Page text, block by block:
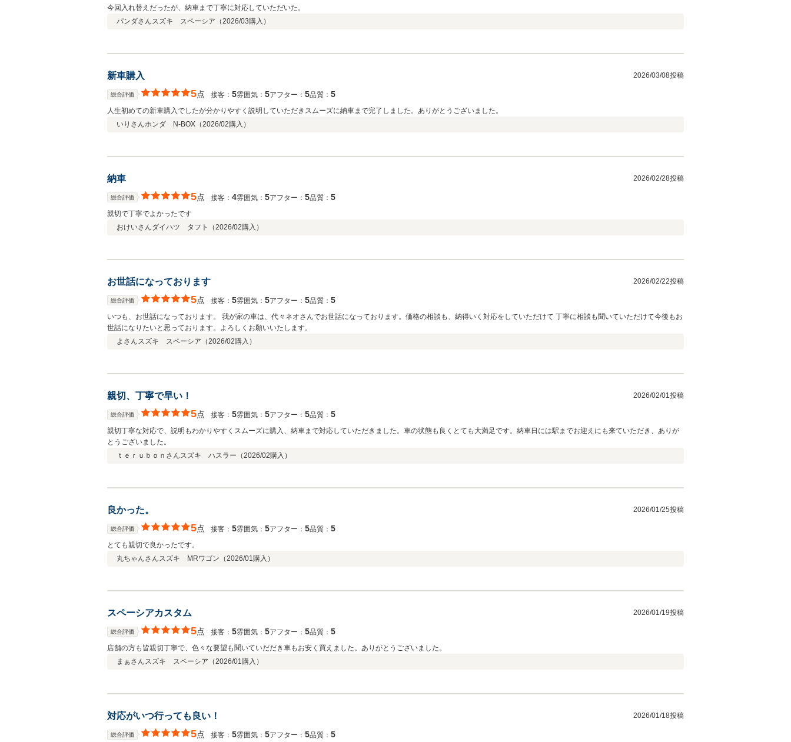
今回入れ替えだったが、納車まで丁寧に対応していただいた。
パンダさんスズキ スペーシア（2026/03購入）
新車購入 2026/03/08投稿
総合評価 5点 接客： 5雰囲気： 5アフター： 5品質： 5
人生初めての新車購入でしたが分かりやすく説明していただきスムーズに納車まで完了しました。ありがとうございました。
いりさんホンダ N-BOX（2026/02購入）
納車 2026/02/28投稿
総合評価 5点 接客： 4雰囲気： 5アフター： 5品質： 5
親切で丁寧でよかったです
おけいさんダイハツ タフト（2026/02購入）
お世話になっております 2026/02/22投稿
総合評価 5点 接客： 5雰囲気： 5アフター： 5品質： 5
いつも、お世話になっております。 我が家の車は、代々ネオさんでお世話になっております。価格の相談も、納得いく対応をしていただけて 丁寧に相談も聞いていただけて今後もお
世話になりたいと思っております。よろしくお願いいたします。
よさんスズキ スペーシア（2026/02購入）
親切、丁寧で早い！ 2026/02/01投稿
総合評価 5点 接客： 5雰囲気： 5アフター： 5品質： 5
親切丁寧な対応で、説明もわかりやすくスムーズに購入、納車まで対応していただきました。車の状態も良くとても大満足です。納車日には駅までお迎えにも来ていただき、ありが
とうございました。
ｔｅｒｕｂｏｎさんスズキ ハスラー（2026/02購入）
良かった。 2026/01/25投稿
総合評価 5点 接客： 5雰囲気： 5アフター： 5品質： 5
とても親切で良かったです。
丸ちゃんさんスズキ MRワゴン（2026/01購入）
スペーシアカスタム 2026/01/19投稿
総合評価 5点 接客： 5雰囲気： 5アフター： 5品質： 5
店舗の方も皆親切丁寧で、色々な要望も聞いていだだき車もお安く買えました。ありがとうございました。
まぁさんスズキ スペーシア（2026/01購入）
対応がいつ行っても良い！ 2026/01/18投稿
総合評価 5点 接客： 5雰囲気： 5アフター： 5品質： 5